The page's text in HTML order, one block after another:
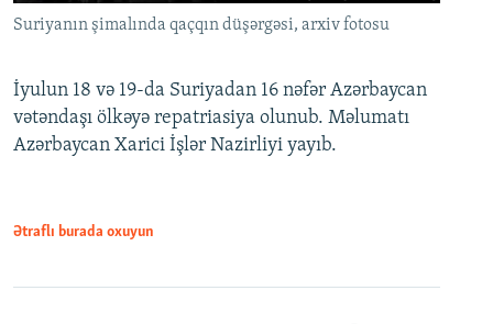
Suriyanın şimalında qaçqın düşərgəsi, arxiv fotosu
İyulun 18 və 19-da Suriyadan 16 nəfər Azərbaycan
vətəndaşı ölkəyə repatriasiya olunub. Məlumatı
Azərbaycan Xarici İşlər Nazirliyi yayıb.
Ətraflı burada oxuyun